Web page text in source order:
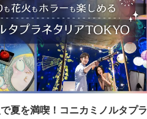
夏を満喫！コニカミノルタプラ